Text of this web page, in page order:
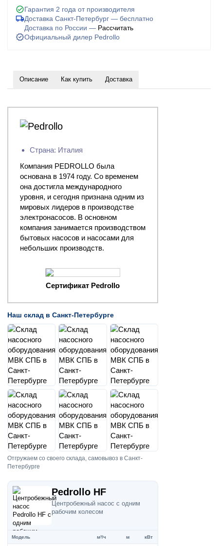
Гарантия 2 года от производителя
Доставка Санкт-Петербург — бесплатно
Доставка по России — Рассчитать
Официальный дилер Pedrollo
Описание Как купить Доставка
Страна: Италия
Компания PEDROLLO была
основана в 1974 году. Со временем
она достигла международного
уровня, и сегодня признана одним из
мировых лидеров в производстве
электронасосов. В основном
компания занимается производством
бытовых насосов и насосами для
небольших производств.
Сертификат Pedrollo
Наш склад в Санкт-Петербурге
Отгружаем со своего склада, самовывоз в Санкт-
Петербурге
Pedrollo HF
Центробежный насос с одним
рабочим колесом
Модель м³/ч м кВт